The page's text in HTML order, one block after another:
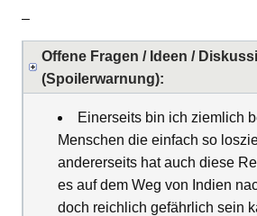
–
Offene Fragen / Ideen /
(Spoilerwarnung):
Einerseits bin ich ziemlich
Menschen die einfach so
andererseits hat auch diese
es auf dem Weg von Indien
doch reichlich gefährlich sein